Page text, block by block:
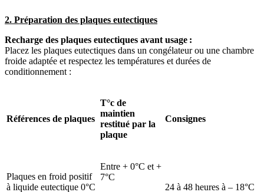
2. Préparation des plaques eutectiques
Recharge des plaques eutectiques avant usage :
Placez les plaques eutectiques dans un congélateur ou une chambre
froide adaptée et respectez les températures et durées de
conditionnement :
Références de plaques
T°c de
maintien
restitué par la
plaque
Consignes
Plaques en froid positif
à liquide eutectique 0°C
Entre + 0°C et +
7°C
24 à 48 heures à – 18°C